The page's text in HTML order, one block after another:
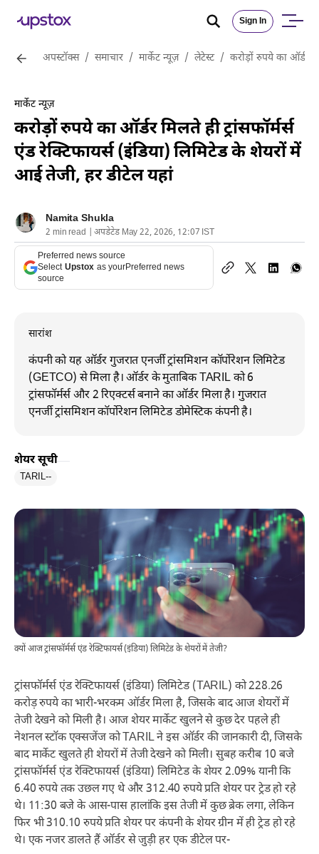
Sign In
अपस्टॉक्स / समाचार / मार्केट न्यूज़ / लेटेस्ट / करोड़ों रुपये का ऑर्डर
मार्केट न्यूज़
करोड़ों रुपये का ऑर्डर मिलते ही ट्रांसफॉर्मर्स
एंड रेक्टिफायर्स (इंडिया) लिमिटेड के शेयरों में
आई तेजी, हर डीटेल यहां
Namita Shukla
2 min read | अपडेटेड May 22, 2026, 12:07 IST
Preferred news source
Select Upstox as yourPreferred news
source
सारांश
कंपनी को यह ऑर्डर गुजरात एनर्जी ट्रांसमिशन कॉर्पोरेशन लिमिटेड
(GETCO) से मिला है। ऑर्डर के मुताबिक TARIL को 6
ट्रांसफॉर्मर्स और 2 रिएक्टर्स बनाने का ऑर्डर मिला है। गुजरात
एनर्जी ट्रांसमिशन कॉर्पोरेशन लिमिटेड डोमेस्टिक कंपनी है।
शेयर सूची
TARIL--
क्यों आज ट्रांसफॉर्मर्स एंड रेक्टिफायर्स (इंडिया) लिमिटेड के शेयरों में तेजी?
ट्रांसफॉर्मर्स एंड रेक्टिफायर्स (इंडिया) लिमिटेड (TARIL) को 228.26
करोड़ रुपये का भारी-भरकम ऑर्डर मिला है, जिसके बाद आज शेयरों में
तेजी देखने को मिली है। आज शेयर मार्केट खुलने से कुछ देर पहले ही
नेशनल स्टॉक एक्सजेंज को TARIL ने इस ऑर्डर की जानकारी दी, जिसके
बाद मार्केट खुलते ही शेयरों में तेजी देखने को मिली। सुबह करीब 10 बजे
ट्रांसफॉर्मर्स एंड रेक्टिफायर्स (इंडिया) लिमिटेड के शेयर 2.09% यानी कि
6.40 रुपये तक उछल गए थे और 312.40 रुपये प्रति शेयर पर ट्रेड हो रहे
थे। 11:30 बजे के आस-पास हालांकि इस तेजी में कुछ ब्रेक लगा, लेकिन
फिर भी 310.10 रुपये प्रति शेयर पर कंपनी के शेयर ग्रीन में ही ट्रेड हो रहे
थे। एक नजर डालते हैं ऑर्डर से जुड़ी हर एक डीटेल पर-